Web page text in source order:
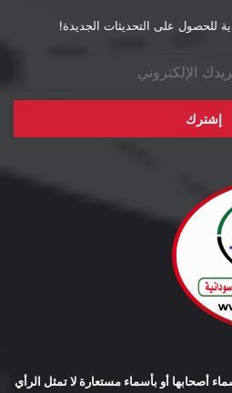
للحصول على التحديثات الجديدة!
أصحابها أو بأسماء مستعارة لا تمثل الرأي